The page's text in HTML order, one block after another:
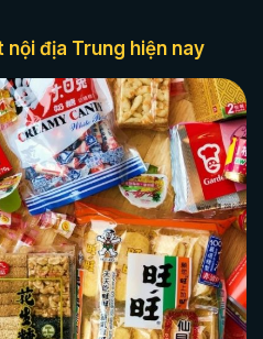
nội địa Trung hiện nay